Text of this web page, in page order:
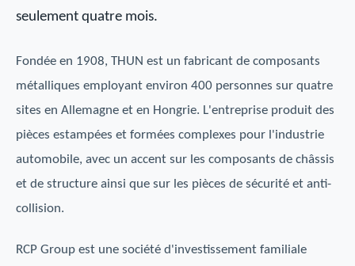
seulement quatre mois.
Fondée en 1908, THUN est un fabricant de composants
métalliques employant environ 400 personnes sur quatre
sites en Allemagne et en Hongrie. L'entreprise produit des
pièces estampées et formées complexes pour l'industrie
automobile, avec un accent sur les composants de châssis
et de structure ainsi que sur les pièces de sécurité et anti-
collision.
RCP Group est une société d'investissement familiale